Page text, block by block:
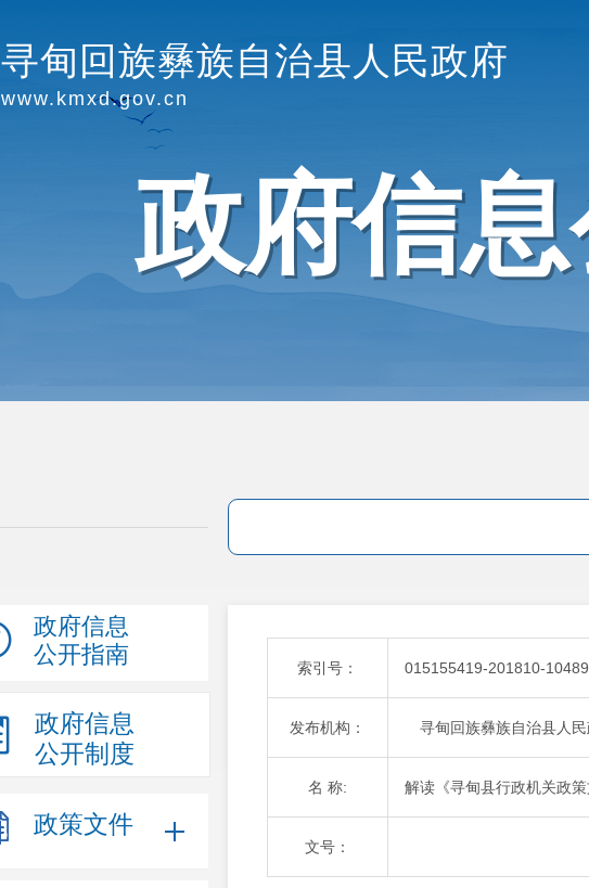
寻甸回族彝族自治县人民政府
www.kmxd.gov.cn
政府信
政府信息
公开指南
政府信息
公开制度
政策文件
索引号： 015155419-201810-
发布机构： 寻甸回族彝族自治县人民
名 称: 解读《寻甸县行政机关政策
文号：